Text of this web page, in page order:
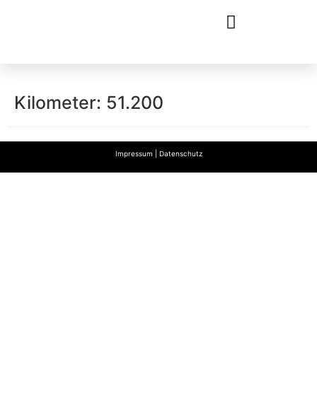
Kilometer: 51.200
Impressum Datenschutz